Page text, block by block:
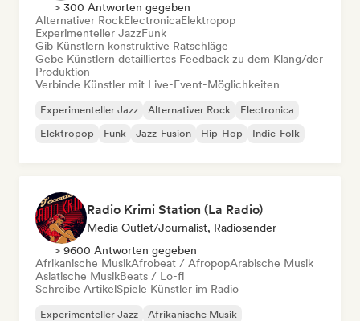
> 300 Antworten gegeben
Alternativer RockElectronicaElektropop
Experimenteller JazzFunk
Gib Künstlern konstruktive Ratschläge
Gebe Künstlern detailliertes Feedback zu dem Klang/der
Produktion
Verbinde Künstler mit Live-Event-Möglichkeiten
Experimenteller Jazz Alternativer Rock
Electronica
Elektropop
Funk Jazz-Fusion Hip-Hop Indie-Folk
Radio Krimi Station (La Radio)
Media Outlet/Journalist, Radiosender
> 9600 Antworten gegeben
Afrikanische MusikAfrobeat / AfropopArabische Musik
Asiatische MusikBeats / Lo-fi
Schreibe ArtikelSpiele Künstler im Radio
Experimenteller Jazz
Afrikanische Musik